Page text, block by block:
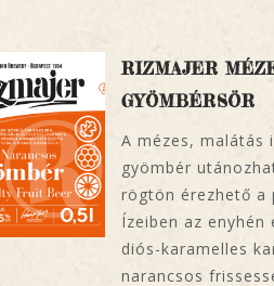
RIZMAJER
GYÖMBÉRSÖR
A mézes, malátás
gyömbér
rögtön érezhető a
Ízeiben az enyhén
diós-karamelles
narancsos